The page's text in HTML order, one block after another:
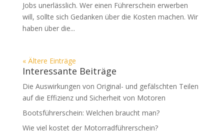
Jobs unerlässlich. Wer einen Führerschein erwerben
will, sollte sich Gedanken über die Kosten machen. Wir
haben über die...
« Ältere Einträge
Interessante Beiträge
Die Auswirkungen von Original- und gefälschten Teilen
auf die Effizienz und Sicherheit von Motoren
Bootsführerschein: Welchen braucht man?
Wie viel kostet der Motorradführerschein?